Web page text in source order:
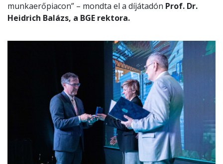
munkaerőpiacon” – mondta el a díjátadón Prof. Dr.
Heidrich Balázs, a BGE rektora.